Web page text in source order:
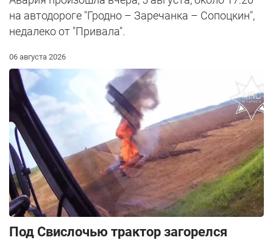
на автодороге "Гродно – Заречанка – Сопоцкин",
недалеко от "Привала".
06 августа 2026
Под Свислочью трактор загорелся